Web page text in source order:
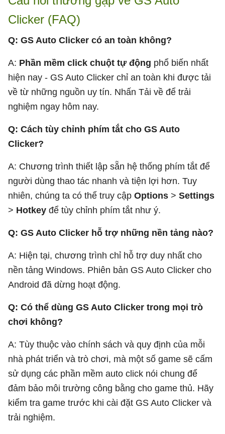
Clicker (FAQ)
Q: GS Auto Clicker có an toàn không?
A: Phần mềm click chuột tự động phổ biến nhất
hiện nay - GS Auto Clicker chỉ an toàn khi được tải
về từ những nguồn uy tín. Nhấn Tải về để trải
nghiệm ngay hôm nay.
Q: Cách tùy chỉnh phím tắt cho GS Auto
Clicker?
A: Chương trình thiết lập sẵn hệ thống phím tắt để
người dùng thao tác nhanh và tiện lợi hơn. Tuy
nhiên, chúng ta có thể truy cập Options > Settings
> Hotkey để tùy chỉnh phím tắt như ý.
Q: GS Auto Clicker hỗ trợ những nền tảng nào?
A: Hiện tại, chương trình chỉ hỗ trợ duy nhất cho
nền tảng Windows. Phiên bản GS Auto Clicker cho
Android đã dừng hoạt động.
Q: Có thể dùng GS Auto Clicker trong mọi trò
chơi không?
A: Tùy thuộc vào chính sách và quy định của mỗi
nhà phát triển và trò chơi, mà một số game sẽ cấm
sử dụng các phần mềm auto click nói chung để
đảm bảo môi trường công bằng cho game thủ. Hãy
kiểm tra game trước khi cài đặt GS Auto Clicker và
trải nghiệm.